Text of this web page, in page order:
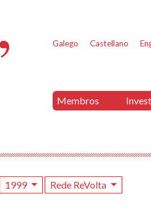
Galego Castellano
Membros
1999 Rede ReVolta